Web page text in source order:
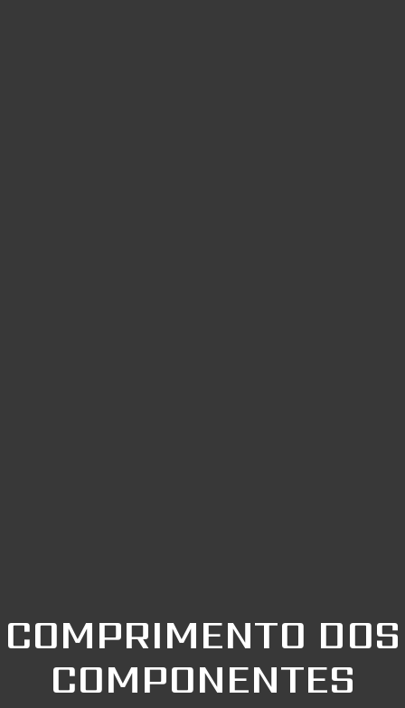
COMPRIMENTO DOS
COMPONENTES